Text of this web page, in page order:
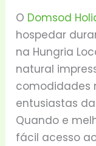
O Domsod
hospedar
na Hungria
natural
comodidades
entusiastas
Quando e
fácil acesso